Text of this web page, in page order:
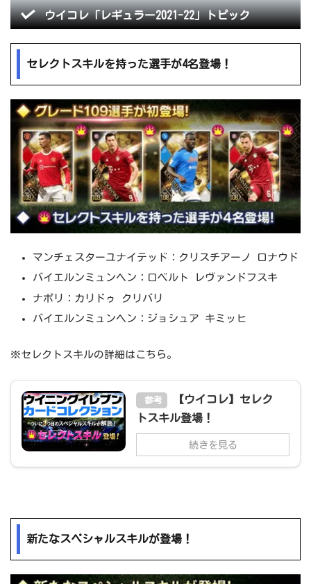
ウイコレ「レギュラー2021-22」トピック
セレクトスキルを持った選手が4名登場！
マンチェスターユナイテッド：クリスチアーノ ロナウド
バイエルンミュンヘン：ロベルト レヴァンドフスキ
ナポリ：カリドゥ クリバリ
バイエルンミュンヘン：ジョシュア キミッヒ
※セレクトスキルの詳細はこちら。
参考
【ウイコレ】セレク
トスキル登場！
続きを見る
新たなスペシャルスキルが登場！